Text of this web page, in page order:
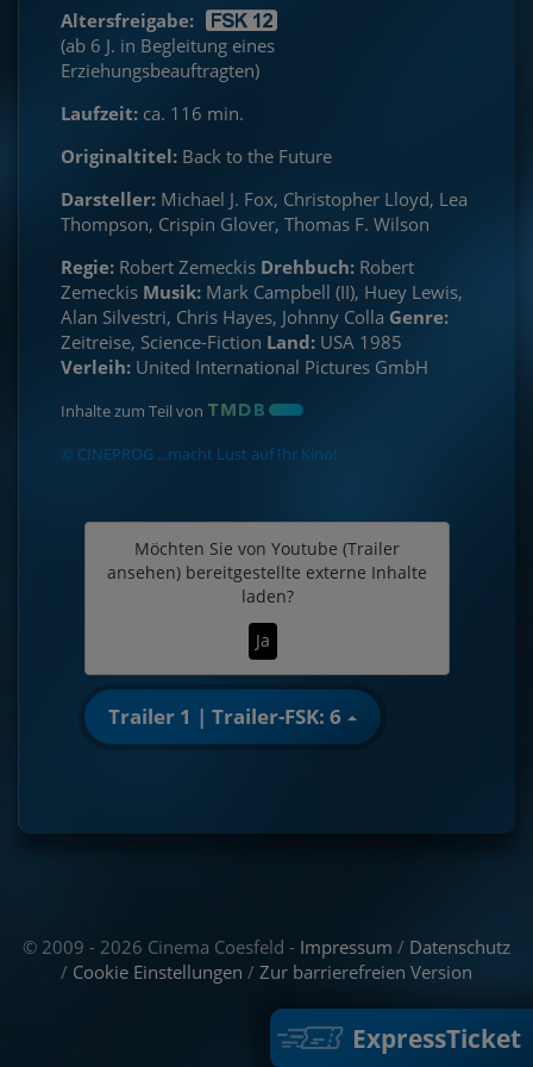
ExpressTicket
Altersfreigabe:
(ab 6 J. in Begleitung eines
Erziehungsbeauftragten)
Laufzeit: ca. 116 min.
Originaltitel: Back to the Future
Darsteller: Michael J. Fox, Christopher Lloyd, Lea
Thompson, Crispin Glover, Thomas F. Wilson
Regie: Robert Zemeckis Drehbuch: Robert
Zemeckis Musik: Mark Campbell (II), Huey Lewis,
Alan Silvestri, Chris Hayes, Johnny Colla Genre:
Zeitreise, Science-Fiction Land: USA 1985
Verleih: United International Pictures GmbH
Inhalte zum Teil von
© CINEPROG ...macht Lust auf Ihr Kino!
Möchten Sie von Youtube (Trailer
ansehen) bereitgestellte externe Inhalte
laden?
Ja
Trailer 1 | Trailer-FSK: 6
© 2009 - 2026 Cinema Coesfeld - Impressum / Datenschutz
/ Cookie Einstellungen / Zur barrierefreien Version